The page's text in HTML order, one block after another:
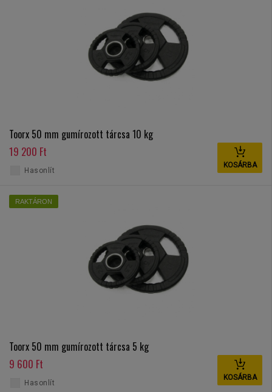
Toorx 50 mm gumírozott tárcsa 10 kg
19 200 Ft
KOSÁRBA
Hasonlít
RAKTÁRON
Toorx 50 mm gumírozott tárcsa 5 kg
9 600 Ft
KOSÁRBA
Hasonlít